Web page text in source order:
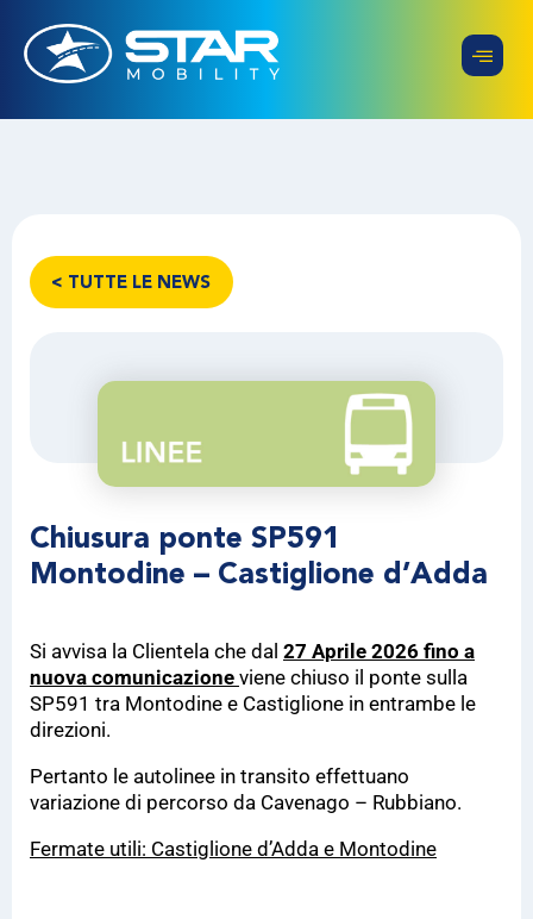
< TUTTE LE NEWS
Chiusura ponte SP591
Montodine – Castiglione d’Adda
Si avvisa la Clientela che dal 27 Aprile 2026 fino a
nuova comunicazione viene chiuso il ponte sulla
SP591 tra Montodine e Castiglione in entrambe le
direzioni.
Pertanto le autolinee in transito effettuano
variazione di percorso da Cavenago – Rubbiano.
Fermate utili: Castiglione d’Adda e Montodine